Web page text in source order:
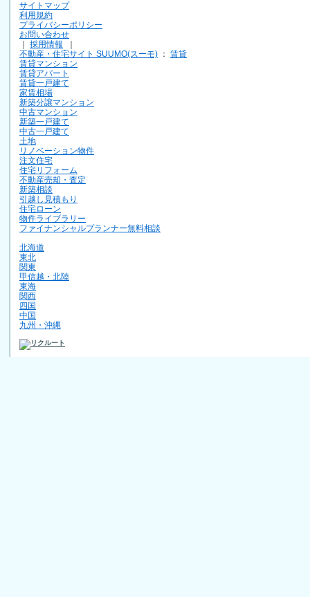
サイトマップ
利用規約
プライバシーポリシー
お問い合わせ
採用情報
不動産・住宅サイト SUUMO(スーモ) ： 賃貸
賃貸マンション
賃貸アパート
賃貸一戸建て
家賃相場
新築分譲マンション
中古マンション
新築一戸建て
中古一戸建て
土地
リノベーション物件
注文住宅
住宅リフォーム
不動産売却・査定
新築相談
引越し見積もり
住宅ローン
物件ライブラリー
ファイナンシャルプランナー無料相談
北海道
東北
関東
甲信越・北陸
東海
関西
四国
中国
九州・沖縄